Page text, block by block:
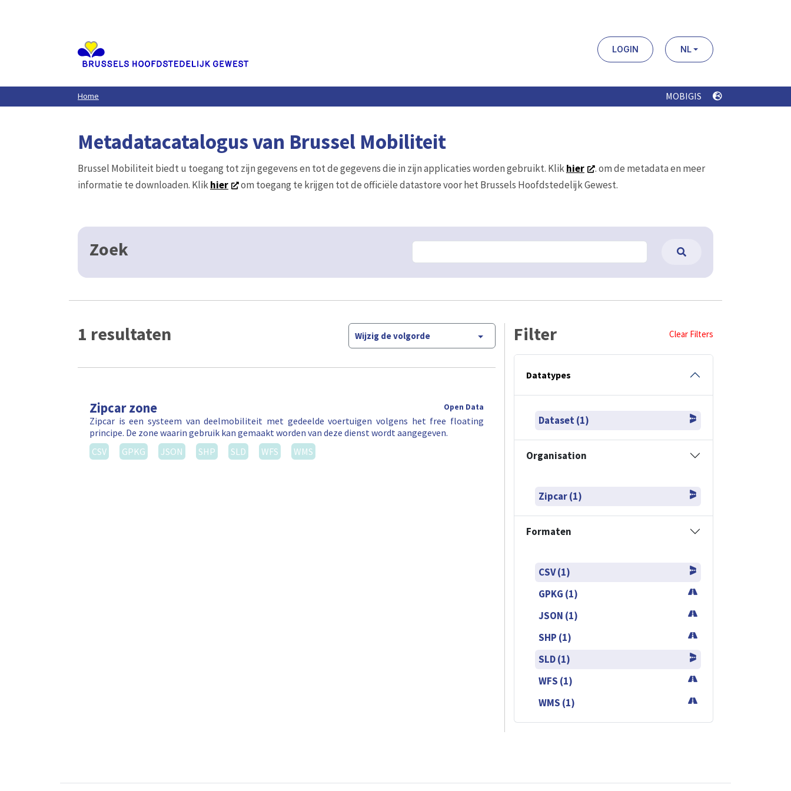
LOGIN NL
Home MOBIGIS
Metadatacatalogus van Brussel Mobiliteit
Brussel Mobiliteit biedt u toegang tot zijn gegevens en tot de gegevens die in zijn applicaties worden gebruikt. Klikhier
. om de metadata en meer
informatie te downloaden. Klikhier om toegang te krijgen tot de officiële datastore voor het Brussels Hoofdstedelijk Gewest.
Zoek
1 resultaten Wijzig de volgorde
Zipcar zone Open Data
Zipcar is een systeem van deelmobiliteit met gedeelde voertuigen volgens het free floating
principe. De zone waarin gebruik kan gemaakt worden van deze dienst wordt aangegeven.
CSV
GPKG JSON SHP SLD WFS WMS
Filter Clear Filters
Datatypes
Dataset (1)
Organisation
Zipcar (1)
Formaten
CSV (1)
GPKG (1)
JSON (1)
SHP (1)
SLD (1)
WFS (1)
WMS (1)